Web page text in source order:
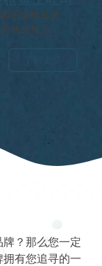
的金枪鱼块，
烤面包上。
？那么您一定
有您追寻的一